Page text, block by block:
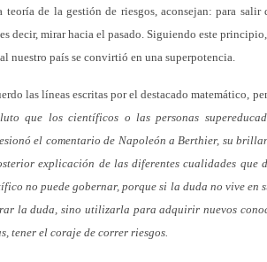
teoría de la gestión de riesgos, aconsejan: para salir
decir, mirar hacia el pasado. Siguiendo este
nuestro país se convirtió en una superpotencia.
las líneas escritas por el destacado matemático,
que los científicos o las personas
el comentario de Napoleón a Berthier, su
explicación de las diferentes cualidades que
no puede gobernar, porque si la duda no vive en
la duda, sino utilizarla para adquirir nuevos
tener el coraje de correr riesgos.